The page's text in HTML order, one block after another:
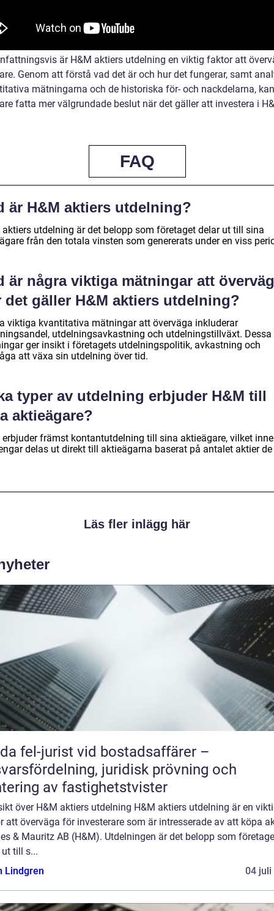
är H&M aktiers utdelning en viktig faktor att
Genom att förstå vad det är och hur det fungerar, samt
mätningarna och de historiska för- och nackdelarna, kan
fatta mer välgrundade beslut när det gäller att investera i
FAQ
är H&M aktiers utdelning?
aktiers utdelning är det belopp som företaget delar ut till sina
från den totala vinsten som genererats under en viss
är några viktiga mätningar att
det gäller H&M aktiers utdelning?
viktiga kvantitativa mätningar att överväga inkluderar
utdelningsavkastning och utdelningstillväxt. Dessa
ger insikt i företagets utdelningspolitik, avkastning och
att växa sin utdelning över tid.
typer av utdelning erbjuder H&M till
aktieägare?
erbjuder främst kontantutdelning till sina aktieägare, vilket
delas ut direkt till aktieägarna baserat på antalet aktier de
Läs fler inlägg här
fel-jurist vid bostadsaffärer –
juridisk prövning och
av fastighetstvister
över H&M aktiers utdelning H&M aktiers utdelning är en
att överväga för investerare som är intresserade av att köpa
& Mauritz AB (H&M). Utdelningen är det belopp som
till s...
Lindgren
04 juli